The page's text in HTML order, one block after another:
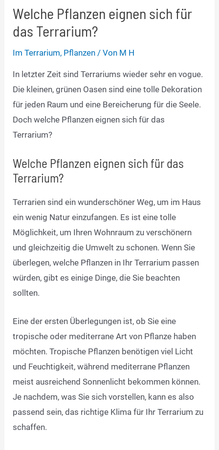
Welche Pflanzen eignen sich für
das Terrarium?
Im Terrarium, Pflanzen / Von M H
In letzter Zeit sind Terrariums wieder sehr en vogue.
Die kleinen, grünen Oasen sind eine tolle Dekoration
für jeden Raum und eine Bereicherung für die Seele.
Doch welche Pflanzen eignen sich für das
Terrarium?
Welche Pflanzen eignen sich für das
Terrarium?
Terrarien sind ein wunderschöner Weg, um im Haus
ein wenig Natur einzufangen. Es ist eine tolle
Möglichkeit, um Ihren Wohnraum zu verschönern
und gleichzeitig die Umwelt zu schonen. Wenn Sie
überlegen, welche Pflanzen in Ihr Terrarium passen
würden, gibt es einige Dinge, die Sie beachten
sollten.
Eine der ersten Überlegungen ist, ob Sie eine
tropische oder mediterrane Art von Pflanze haben
möchten. Tropische Pflanzen benötigen viel Licht
und Feuchtigkeit, während mediterrane Pflanzen
meist ausreichend Sonnenlicht bekommen können.
Je nachdem, was Sie sich vorstellen, kann es also
passend sein, das richtige Klima für Ihr Terrarium zu
schaffen.